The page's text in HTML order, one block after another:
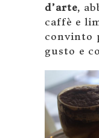
d’arte,
caffè e
convinto
gusto e